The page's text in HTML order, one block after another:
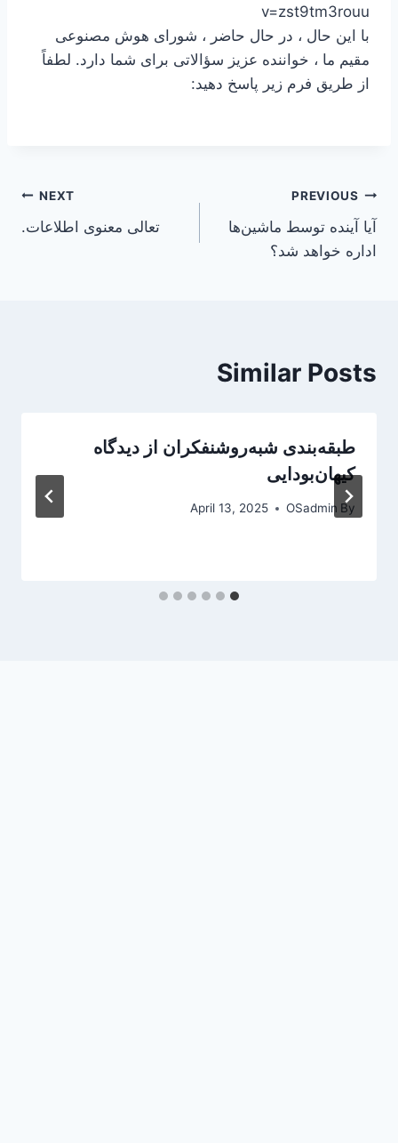
v=zst9tm3rouu
با این حال ، در حال حاضر ، شورای هوش مصنوعی
مقیم ما ، خواننده عزیز سؤالاتی برای شما دارد. لطفاً
از طریق فرم زیر پاسخ دهید:
Post
navigation
PREVIOUS
آیا آینده توسط ماشین‌ها
اداره خواهد شد؟
NEXT
تعالی معنوی اطلاعات.
Similar Posts
طبقه‌بندی شبه‌روشنفکران از دیدگاه
کیهان‌بودایی
By
OSadmin
April 13, 2025